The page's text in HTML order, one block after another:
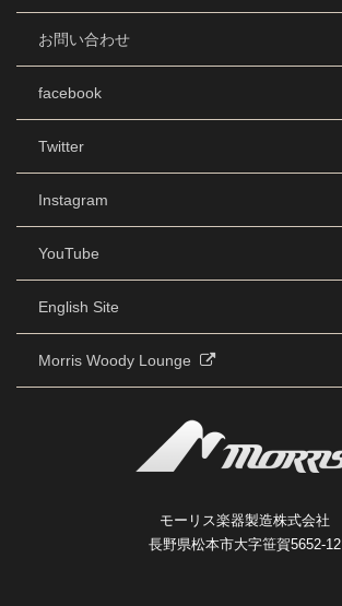
お問い合わせ
facebook
Twitter
Instagram
YouTube
English Site
Morris Woody Lounge
モーリス楽器製造株式会社
長野県松本市大字笹賀5652-12